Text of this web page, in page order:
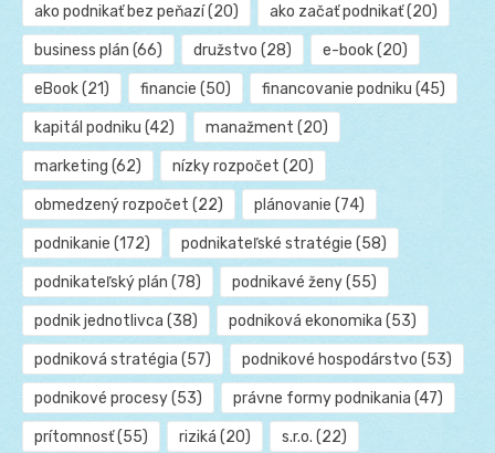
ako podnikať bez peňazí(20) ako začať podnikať(20)
business plán (66) družstvo (28) e-book(20)
eBook(21) financie (50) financovanie podniku (45)
kapitál podniku (42) manažment (20)
marketing (62) nízky rozpočet (20)
obmedzený rozpočet (22) plánovanie (74)
podnikanie (172) podnikateľské stratégie (58)
podnikateľský plán (78) podnikavé ženy(55)
podnik jednotlivca (38) podniková ekonomika (53)
podniková stratégia (57) podnikové hospodárstvo (53)
podnikové procesy(53) právne formy podnikania (47)
prítomnosť(55) riziká (20) s.r.o. (22)